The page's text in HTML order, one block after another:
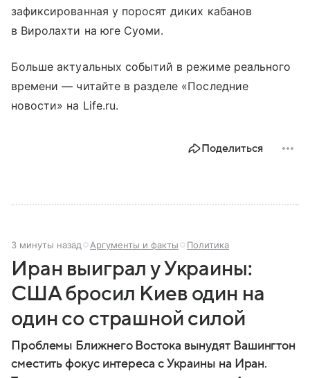
зафиксированная у поросят диких кабанов
в Виролахти на юге Суоми.
Больше актуальных событий в режиме реального
времени — читайте в разделе «Последние
новости» на Life.ru.
Поделиться
3 минуты назад Аргументы и факты Политика
Иран выиграл у Украины:
США бросил Киев один на
один со страшной силой
Проблемы Ближнего Востока вынудят Вашингтон
сместить фокус интереса с Украины на Иран.